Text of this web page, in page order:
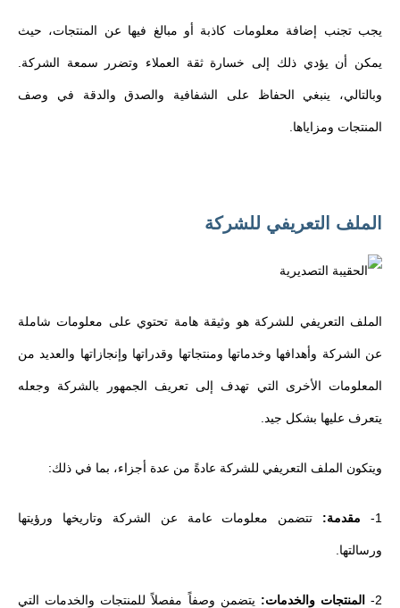
يجب تجنب إضافة معلومات كاذبة أو مبالغ فيها عن المنتجات، حيث
يمكن أن يؤدي ذلك إلى خسارة ثقة العملاء وتضرر سمعة الشركة.
وبالتالي، ينبغي الحفاظ على الشفافية والصدق والدقة في وصف
المنتجات ومزاياها.
الملف التعريفي للشركة
الملف التعريفي للشركة هو وثيقة هامة تحتوي على معلومات شاملة
عن الشركة وأهدافها وخدماتها ومنتجاتها وقدراتها وإنجازاتها والعديد من
المعلومات الأخرى التي تهدف إلى تعريف الجمهور بالشركة وجعله
يتعرف عليها بشكل جيد.
ويتكون الملف التعريفي للشركة عادةً من عدة أجزاء، بما في ذلك:
1- مقدمة: تتضمن معلومات عامة عن الشركة وتاريخها ورؤيتها
ورسالتها.
2- المنتجات والخدمات: يتضمن وصفاً مفصلاً للمنتجات والخدمات التي